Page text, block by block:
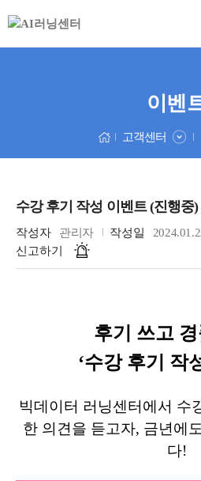
이벤
고객센터
수강 후기 작성 이벤트 (진행중)
작성자 관리자 작성일
신고하기
후기 쓰고
‘수강 후기 작
빅데이터 러닝센터에서 수
한 의견을 듣고자, 금년에
다!